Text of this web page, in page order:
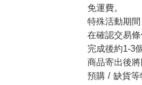
免運費。
特殊活動期間
在確認交易
完成後約1-3
商品寄出後將
預購 / 缺貨等